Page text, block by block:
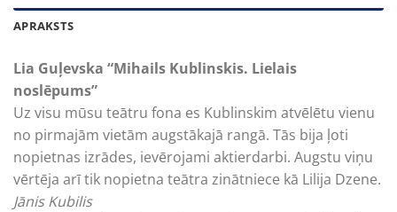
APRAKSTS
Lia Guļevska “Mihails Kublinskis. Lielais
noslēpums”
Uz visu mūsu teātru fona es Kublinskim atvēlētu vienu
no pirmajām vietām augstākajā rangā. Tās bija ļoti
nopietnas izrādes, ievērojami aktierdarbi. Augstu viņu
vērtēja arī tik nopietna teātra zinātniece kā Lilija Dzene.
Jānis Kubilis